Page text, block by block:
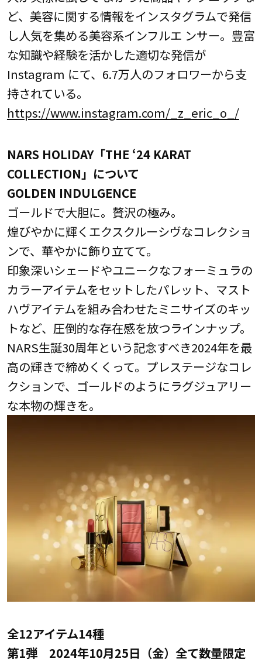
ど、美容に関する情報をインスタグラムで発信
し人気を集める美容系インフルエ ンサー。豊富
な知識や経験を活かした適切な発信が
Instagram にて、6.7万人のフォロワーから支
持されている。
https://www.instagram.com/_z_eric_o_/
NARS HOLIDAY「THE ‘24 KARAT
COLLECTION」について
GOLDEN INDULGENCE
ゴールドで大胆に。贅沢の極み。
煌びやかに輝くエクスクルーシヴなコレクショ
ンで、華やかに飾り立てて。
印象深いシェードやユニークなフォーミュラの
カラーアイテムをセットしたパレット、マスト
ハヴアイテムを組み合わせたミニサイズのキッ
トなど、圧倒的な存在感を放つラインナップ。
NARS生誕30周年という記念すべき2024年を最
高の輝きで締めくくって。プレステージなコレ
クションで、ゴールドのようにラグジュアリー
な本物の輝きを。
全12アイテム14種
第1弾 2024年10月25日（金）全て数量限定